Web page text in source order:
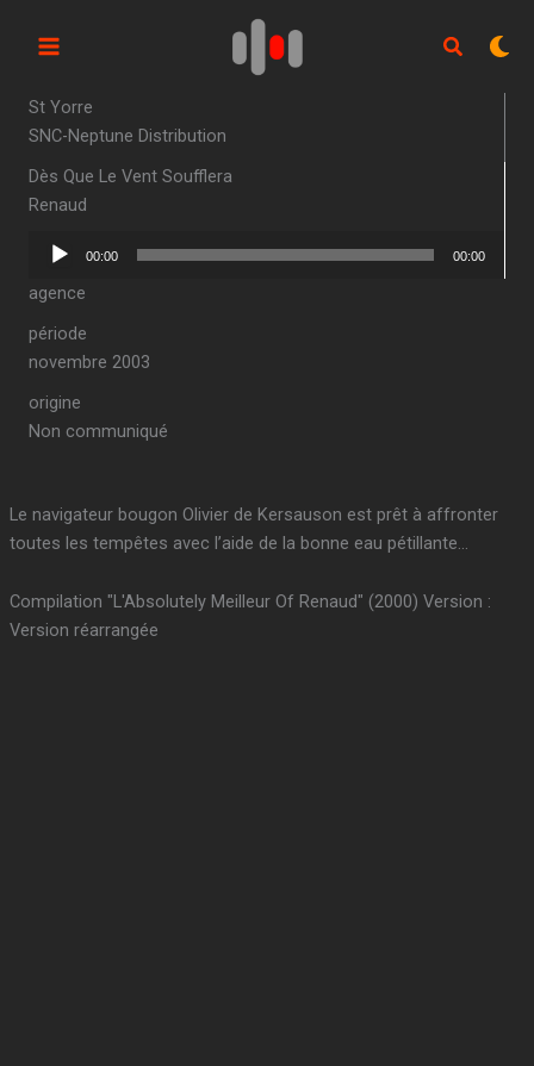
St Yorre
SNC-Neptune Distribution
Dès Que Le Vent Soufflera
Renaud
Lecteur
00:00 00:00
agence
période
novembre 2003
origine
Non communiqué
Le navigateur bougon Olivier de Kersauson est prêt à affronter
toutes les tempêtes avec l’aide de la bonne eau pétillante…
Compilation "L'Absolutely Meilleur Of Renaud" (2000) Version :
Version réarrangée